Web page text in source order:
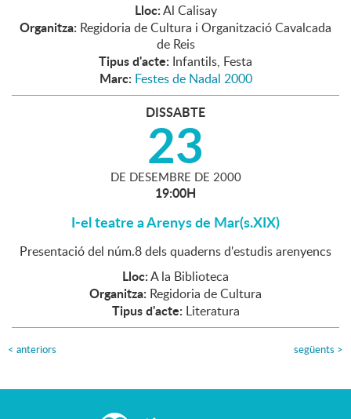
Lloc:Al Calisay
Organitza: Regidoria de Cultura i Organització Cavalcada
de Reis
Tipus d'acte: Infantils, Festa
Marc: Festes de Nadal 2000
DISSABTE
23
DE DESEMBRE DE 2000
19:00H
I-el teatre a Arenys de Mar(s.XIX)
Presentació del núm.8 dels quaderns d'estudis arenyencs
Lloc:A la Biblioteca
Organitza: Regidoria de Cultura
Tipus d'acte: Literatura
< anteriors següents >